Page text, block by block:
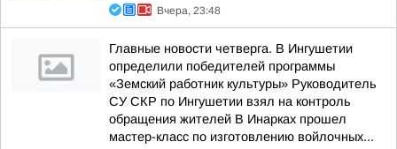
Вчера, 23:48
Главные новости четверга. В Ингушетии
определили победителей программы
«Земский работник культуры» Руководитель
СУ СКР по Ингушетии взял на контроль
обращения жителей В Инарках прошел
мастер-класс по изготовлению войлочных...